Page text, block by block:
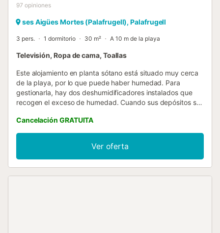
97 opiniones
ses Aigües Mortes (Palafrugell), Palafrugell
3 pers. 1 dormitorio 30 m² A 10 m de la playa
Televisión, Ropa de cama, Toallas
Este alojamiento en planta sótano está situado muy cerca
de la playa, por lo que puede haber humedad. Para
gestionarla, hay dos deshumidificadores instalados que
recogen el exceso de humedad. Cuando sus depósitos se
para que sigan funcionando. Disponéis de dos
ventiladores para las noches cálidas: uno en la planta
superior y otro en la inferior. Para mayor comodidad al
dormir, os recomendamos encender los ventiladores y
abrir las ventanas para ventilar. Podéis aparcar gratis en la
Cancelación GRATUITA
Ver oferta